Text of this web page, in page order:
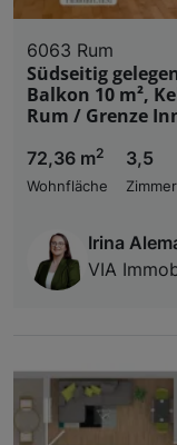
6063 Rum
Südseitig
Balkon 10 m²,
Rum / Grenze
72,36 m2
Wohnfläche
3,5
Zimmer
Irina
VIA